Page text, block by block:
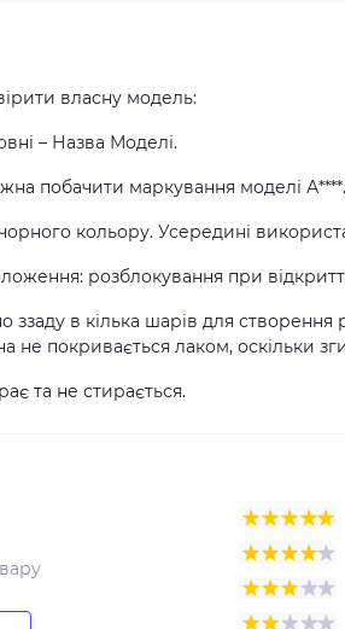
власну модель:
– Назва Моделі.
побачити маркування моделі А****.
кольору. Усередині
розблокування при
ззаду в кілька шарів для
не покривається лаком, оскільки
та не стирається.